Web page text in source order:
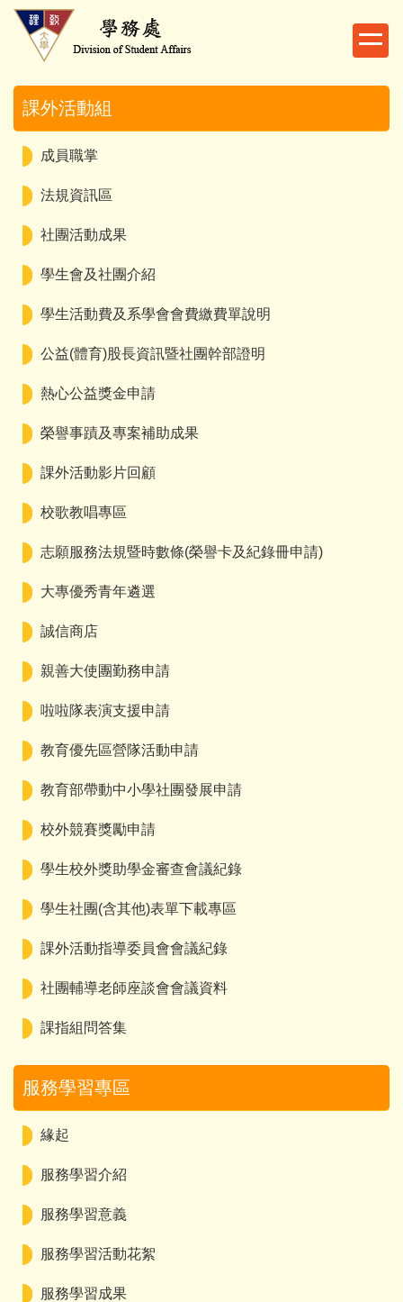
跳
課外活動組
成員職掌
法規資訊區
社團活動成果
學生會及社團介紹
學生活動費及系學會會費繳費單說明
公益(體育)股長資訊暨社團幹部證明
熱心公益獎金申請
榮譽事蹟及專案補助成果
課外活動影片回顧
校歌教唱專區
志願服務法規暨時數條(榮譽卡及紀錄冊申請)
大專優秀青年遴選
誠信商店
親善大使團勤務申請
啦啦隊表演支援申請
教育優先區營隊活動申請
教育部帶動中小學社團發展申請
校外競賽獎勵申請
學生校外獎助學金審查會議紀錄
學生社團(含其他)表單下載專區
課外活動指導委員會會議紀錄
社團輔導老師座談會會議資料
課指組問答集
服務學習專區
緣起
服務學習介紹
服務學習意義
服務學習活動花絮
服務學習成果